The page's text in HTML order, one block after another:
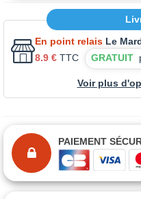
En point relais Le
8.9 € TTC GRATUIT
Voir plus
PAIEMENT